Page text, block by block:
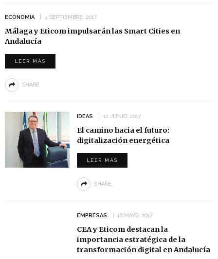
ECONOMIA 4 SEPTIEMBRE, 2017
Málaga y Eticom impulsarán las Smart Cities en
Andalucía
LEER MÁS
SHARE
IDEAS 12 JUNIO, 2017
El camino hacia el futuro:
digitalización energética
LEER MÁS
SHARE
EMPRESAS 16 MAYO, 2017
CEA y Eticom destacan la
importancia estratégica de la
transformación digital en Andalucía